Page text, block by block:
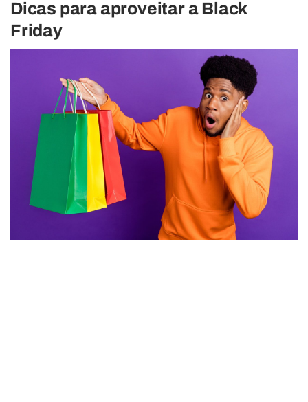
Dicas para aproveitar a Black
Friday